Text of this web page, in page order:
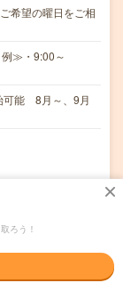
希望の曜日をご相
例≫・9:00～
可能 8月～、9月
看護師】▼具体的
呼吸・血圧…
キル不要 / 英語力
ろう！